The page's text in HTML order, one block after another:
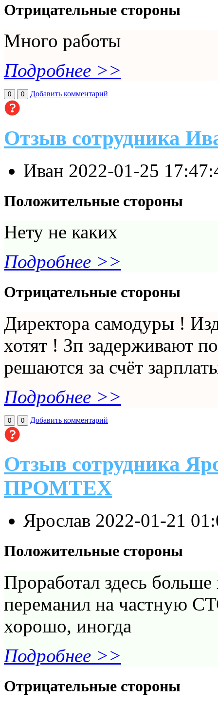
Отрицательные стороны
Много работы
Подробнее >>
0 0 Добавить комментарий
Отзыв сотрудника
Иван 2022-01-25
Положительные стороны
Нету не каких
Подробнее >>
Отрицательные стороны
Директора самодуры !
хотят ! Зп задерживают
решаются за счёт
Подробнее >>
0 0 Добавить комментарий
Отзыв сотрудника
ПРОМТЕХ
Ярослав 2022-01-21
Положительные стороны
Проработал здесь
переманил на частную
хорошо, иногда
Подробнее >>
Отрицательные стороны